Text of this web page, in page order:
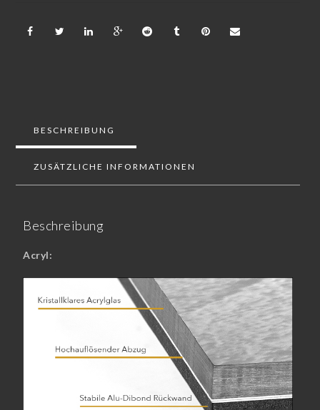
BESCHREIBUNG
ZUSÄTZLICHE INFORMATIONEN
Beschreibung
Acryl: